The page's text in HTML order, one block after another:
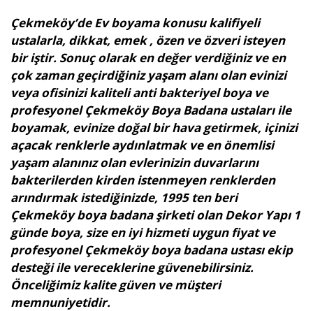
Çekmeköy’de Ev boyama konusu kalifiyeli
ustalarla, dikkat, emek , özen ve özveri isteyen
bir iştir. Sonuç olarak en değer verdiğiniz ve en
çok zaman geçirdiğiniz yaşam alanı olan evinizi
veya ofisinizi kaliteli anti bakteriyel boya ve
profesyonel Çekmeköy Boya Badana ustaları ile
boyamak, evinize doğal bir hava getirmek, içinizi
açacak renklerle aydınlatmak ve en önemlisi
yaşam alanınız olan evlerinizin duvarlarını
bakterilerden kirden istenmeyen renklerden
arındırmak istediğinizde, 1995 ten beri
Çekmeköy boya badana şirketi olan Dekor Yapı 1
günde boya, size en iyi hizmeti uygun fiyat ve
profesyonel Çekmeköy boya badana ustası ekip
desteği ile vereceklerine güvenebilirsiniz.
Önceliğimiz kalite güven ve müşteri
memnuniyetidir.